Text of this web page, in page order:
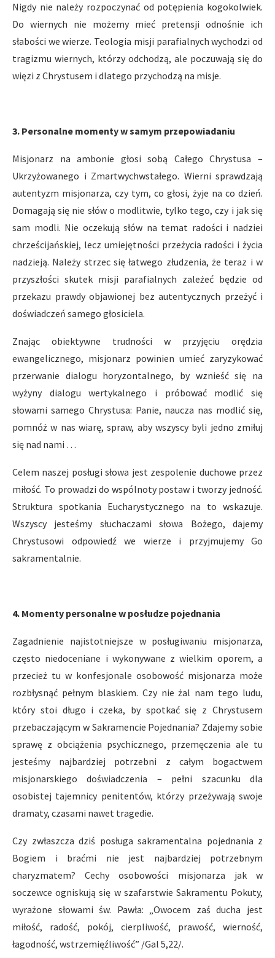
Nigdy nie należy rozpoczynać od potępienia kogokolwiek.
Do wiernych nie możemy mieć pretensji odnośnie ich
słabości we wierze. Teologia misji parafialnych wychodzi od
tragizmu wiernych, którzy odchodzą, ale poczuwają się do
więzi z Chrystusem i dlatego przychodzą na misje.
3. Personalne momenty w samym przepowiadaniu
Misjonarz na ambonie głosi sobą Całego Chrystusa –
Ukrzyżowanego i Zmartwychwstałego. Wierni sprawdzają
autentyzm misjonarza, czy tym, co głosi, żyje na co dzień.
Domagają się nie słów o modlitwie, tylko tego, czy i jak się
sam modli. Nie oczekują słów na temat radości i nadziei
chrześcijańskiej, lecz umiejętności przeżycia radości i życia
nadzieją. Należy strzec się łatwego złudzenia, że teraz i w
przyszłości skutek misji parafialnych zależeć będzie od
przekazu prawdy objawionej bez autentycznych przeżyć i
doświadczeń samego głosiciela.
Znając obiektywne trudności w przyjęciu orędzia
ewangelicznego, misjonarz powinien umieć zaryzykować
przerwanie dialogu horyzontalnego, by wznieść się na
wyżyny dialogu wertykalnego i próbować modlić się
słowami samego Chrystusa: Panie, naucza nas modlić się,
pomnóż w nas wiarę, spraw, aby wszyscy byli jedno zmiłuj
się nad nami …
Celem naszej posługi słowa jest zespolenie duchowe przez
miłość. To prowadzi do wspólnoty postaw i tworzy jedność.
Struktura spotkania Eucharystycznego na to wskazuje.
Wszyscy jesteśmy słuchaczami słowa Bożego, dajemy
Chrystusowi odpowiedź we wierze i przyjmujemy Go
sakramentalnie.
4. Momenty personalne w posłudze pojednania
Zagadnienie najistotniejsze w posługiwaniu misjonarza,
często niedoceniane i wykonywane z wielkim oporem, a
przecież tu w konfesjonale osobowość misjonarza może
rozbłysnąć pełnym blaskiem. Czy nie żal nam tego ludu,
który stoi długo i czeka, by spotkać się z Chrystusem
przebaczającym w Sakramencie Pojednania? Zdajemy sobie
sprawę z obciążenia psychicznego, przemęczenia ale tu
jesteśmy najbardziej potrzebni z całym bogactwem
misjonarskiego doświadczenia – pełni szacunku dla
osobistej tajemnicy penitentów, którzy przeżywają swoje
dramaty, czasami nawet tragedie.
Czy zwłaszcza dziś posługa sakramentalna pojednania z
Bogiem i braćmi nie jest najbardziej potrzebnym
charyzmatem? Cechy osobowości misjonarza jak w
soczewce ogniskują się w szafarstwie Sakramentu Pokuty,
wyrażone słowami św. Pawła: „Owocem zaś ducha jest
miłość, radość, pokój, cierpliwość, prawość, wierność,
łagodność, wstrzemięźliwość” /Gal 5,22/.